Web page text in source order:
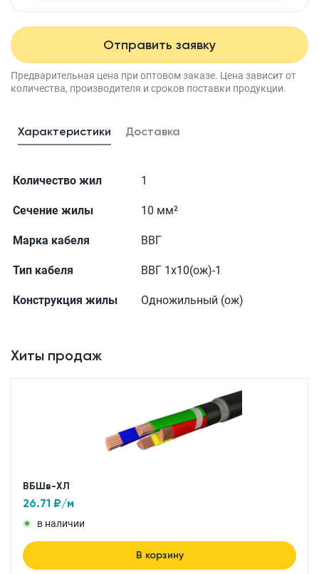
Отправить заявку
Предварительная цена при оптовом заказе. Цена зависит от
количества, производителя и сроков поставки продукции.
Характеристики Доставка
Количество жил 1
Сечение жилы 10 мм²
Марка кабеля ВВГ
Тип кабеля ВВГ 1x10(ож)-1
Конструкция жилы Одножильный (ож)
Хиты продаж
ВБШв-ХЛ
26.71 ₽/м
в наличии
В корзину